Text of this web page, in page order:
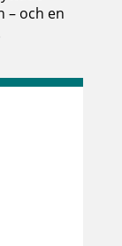
– och en